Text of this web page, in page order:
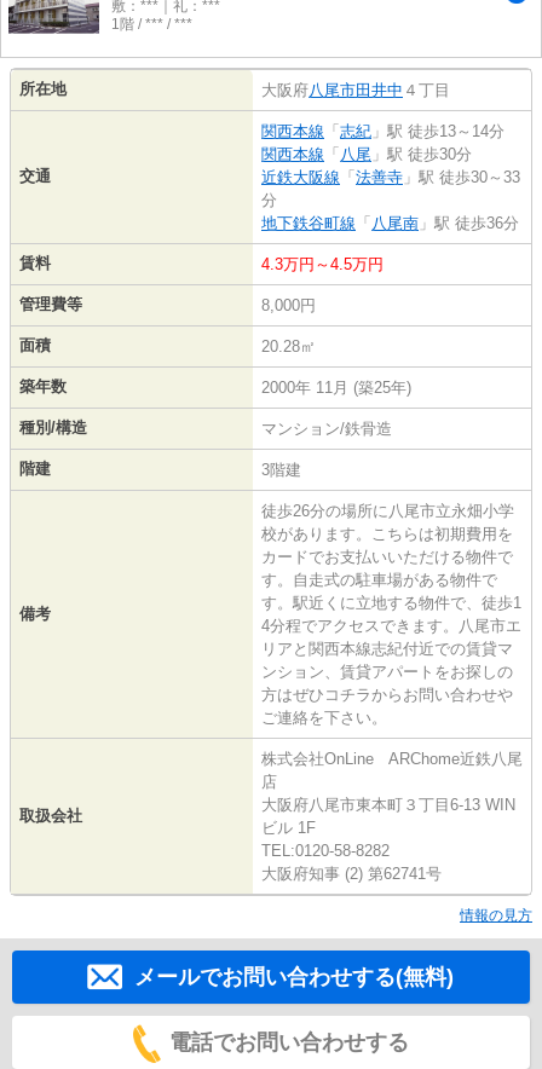
敷：***｜礼：***
1階 / *** / ***
所在地 大阪府八尾市田井中 ４丁目
交通
関西本線 「 志紀 」駅 徒歩13～14分
関西本線 「 八尾 」駅 徒歩30分
近鉄大阪線 「 法善寺 」駅 徒歩30～33
分
地下鉄谷町線 「 八尾南 」駅 徒歩36分
賃料 4.3万円～4.5万円
管理費等 8,000円
面積 20.28㎡
築年数 2000年 11月 (築25年)
種別/構造 マンション/鉄骨造
階建 3階建
備考
徒歩26分の場所に八尾市立永畑小学
校があります。こちらは初期費用を
カードでお支払いいただける物件で
す。自走式の駐車場がある物件で
す。駅近くに立地する物件で、徒歩1
4分程でアクセスできます。八尾市エ
リアと関西本線志紀付近での賃貸マ
ンション、賃貸アパートをお探しの
方はぜひコチラからお問い合わせや
ご連絡を下さい。
取扱会社
株式会社OnLine ARChome近鉄八尾
店
大阪府八尾市東本町３丁目6-13 WIN
ビル 1F
TEL:0120-58-8282
大阪府知事 (2) 第62741号
情報の見方
メールでお問い合わせする(無料)
電話でお問い合わせする